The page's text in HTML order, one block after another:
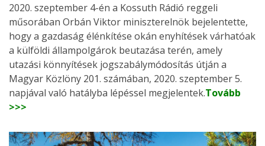
2020. szeptember 4-én a Kossuth Rádió reggeli
műsorában Orbán Viktor miniszterelnök bejelentette,
hogy a gazdaság élénkítése okán enyhítések várhatóak
a külföldi állampolgárok beutazása terén, amely
utazási könnyítések jogszabálymódosítás útján a
Magyar Közlöny 201. számában, 2020. szeptember 5.
napjával való hatályba lépéssel megjelentek.Tovább
>>>